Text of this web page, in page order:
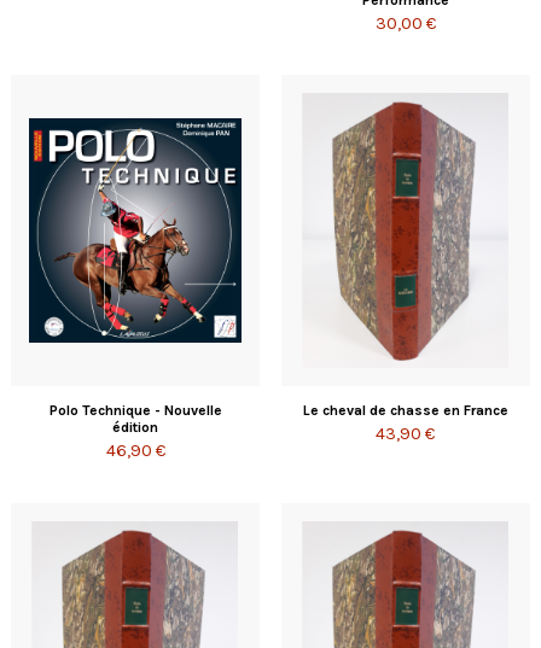
30,00 €
Polo Technique - Nouvelle
édition
46,90 €
Le cheval de chasse en France
43,90 €